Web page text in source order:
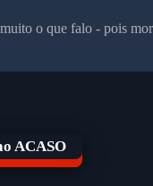
o que falo - pois
ACASO